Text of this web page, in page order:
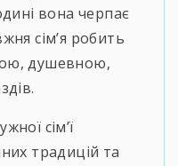
вона черпає
сім’я робить
душевною,
сім’ї
традицій та